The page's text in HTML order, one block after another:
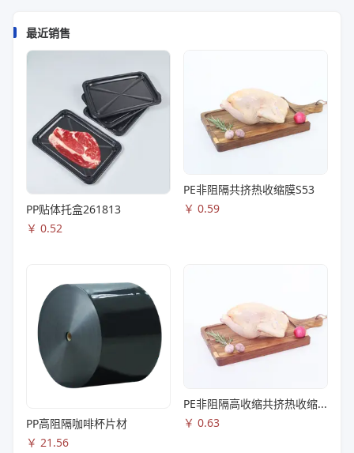
最近销售
PP贴体托盒261813
￥ 0.52
PE非阻隔共挤热收缩膜S53
￥ 0.59
PP高阻隔咖啡杯片材
￥ 21.56
PE非阻隔高收缩共挤热收缩膜S83
￥ 0.63